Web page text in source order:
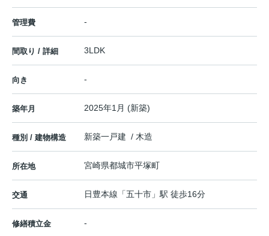
管理費 -
間取り / 詳細 3LDK
向き -
築年月 2025年1月 (新築)
種別 / 建物構造 新築一戸建 / 木造
所在地 宮崎県都城市平塚町
交通 日豊本線 「五十市 」駅 徒歩16分
修繕積立金 -